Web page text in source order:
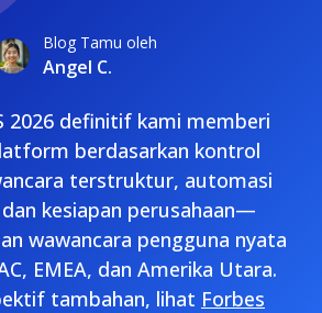
Blog Tamu oleh
Angel C.
2026 definitif kami memberi
berdasarkan kontrol
terstruktur, automasi
kesiapan perusahaan—
wawancara pengguna nyata
EMEA, dan Amerika Utara.
tambahan, lihat Forbes